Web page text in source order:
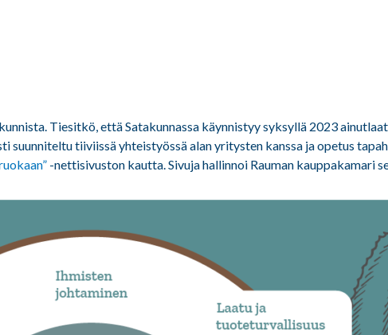
Tiesitkö, että Satakunnassa käynnistyy syksyllä 2023
tiiviissä yhteistyössä alan yritysten kanssa ja opetus
-nettisivuston kautta. Sivuja hallinnoi Rauman kauppakamari